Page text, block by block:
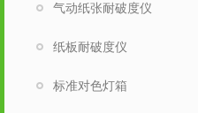
气动纸张耐破度仪
纸板耐破度仪
标准对色灯箱